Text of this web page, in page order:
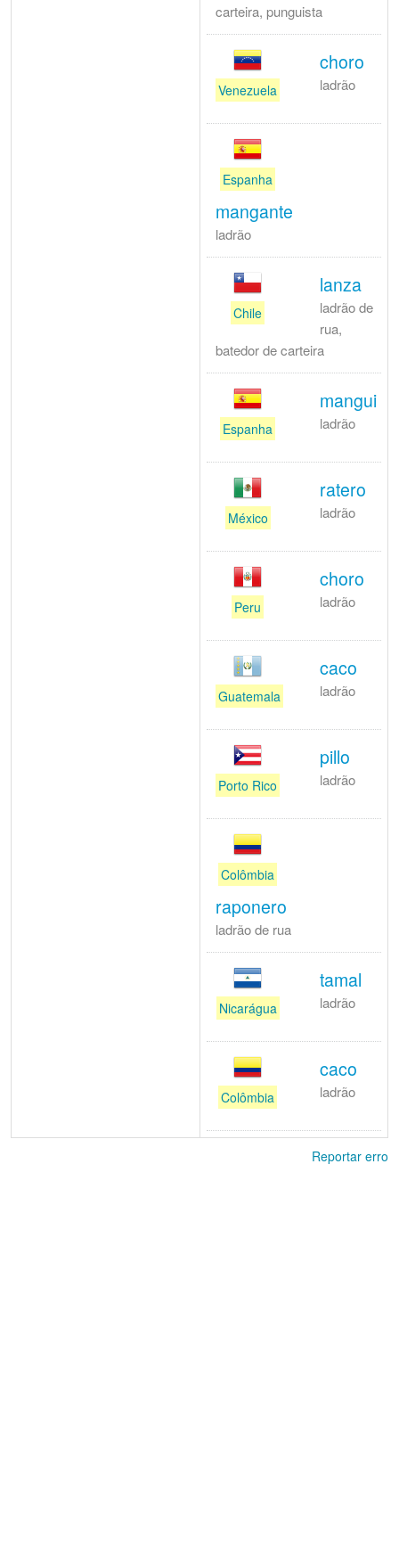
carteira, punguista
Venezuela
choro
ladrão
Espanha
mangante
ladrão
Chile
lanza
ladrão de
rua,
batedor de carteira
Espanha
mangui
ladrão
México
ratero
ladrão
Peru
choro
ladrão
Guatemala
caco
ladrão
Porto Rico
pillo
ladrão
Colômbia
raponero
ladrão de rua
Nicarágua
tamal
ladrão
Colômbia
caco
ladrão
Reportar erro